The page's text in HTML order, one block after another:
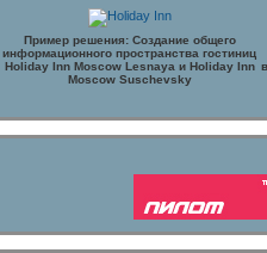
Пример решения: Создание общего
информационного пространства гостиниц
Holiday Inn Moscow Lesnaya и Holiday Inn
Moscow Suschevsky